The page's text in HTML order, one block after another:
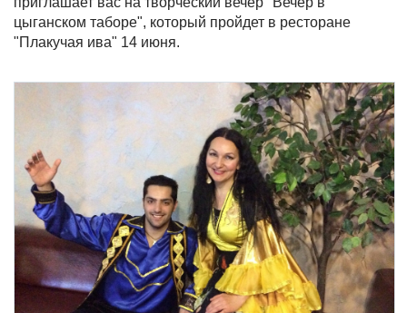
цыганском таборе", который пройдет в ресторане
"Плакучая ива" 14 июня.